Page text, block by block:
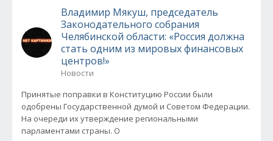
Владимир Мякуш, председатель
Законодательного собрания
Челябинской области: «Россия должна
стать одним из мировых финансовых
центров!»
Новости
Принятые поправки в Конституцию России были
одобрены Государственной думой и Советом Федерации.
На очереди их утверждение региональными
парламентами страны. О